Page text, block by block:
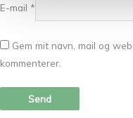
E-mail *
Gem mit navn, mail og
kommenterer.